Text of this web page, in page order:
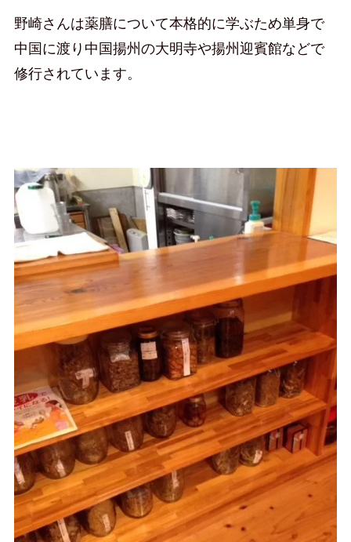
野崎さんは薬膳について本格的に学ぶため単身で
中国に渡り中国揚州の大明寺や揚州迎賓館などで
修行されています。